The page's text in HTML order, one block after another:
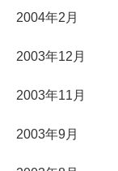
2004年2月
2003年12月
2003年11月
2003年9月